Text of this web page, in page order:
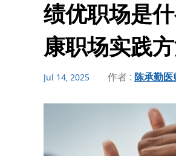
绩优职场是
康职场实践
Jul 14, 2025 作者 : 陈承勤医